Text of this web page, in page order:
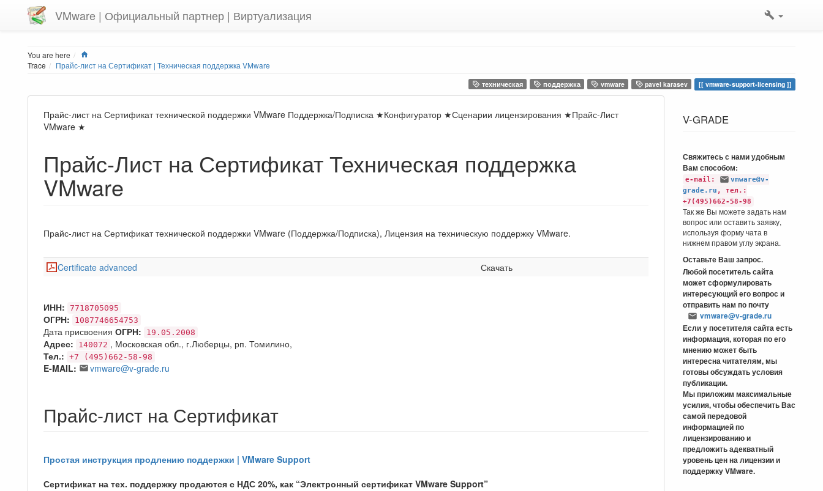
VMware | Официальный партнер | Виртуализация
You are here
Trace
Прайс-лист на Сертификат | Техническая поддержка VMware
техническая поддержка vmware pavel karasev vmware-support-licensing
Прайс-лист на Сертификат технической поддержки VMware Поддержка/Подписка ★Конфигуратор ★Сценарии лицензирования ★Прайс-Лист
VMware ★
Прайс-Лист на Сертификат Техническая поддержка
VMware
Прайс-лист на Сертификат технической поддержки VMware (Поддержка/Подписка), Лицензия на техническую поддержку VMware.
Certificate advanced Скачать
ИНН: 7718705095
ОГРН: 1087746654753
Дата присвоения ОГРН: 19.05.2008
Адрес: 140072 , Московская обл., г.Люберцы, рп. Томилино,
Тел.: +7 (495)662-58-98
E-MAIL: vmware@v-grade.ru
Прайс-лист на Сертификат
Простая инструкция продлению поддержки | VMware Support
Сертификат на тех. поддержку продаются с НДС 20%, как “Электронный сертификат VMware Support”
V-GRADE
Свяжитесь с нами удобным
Вам способом:
e-mail:
vmware@v-
grade.ru , тел.:
+7(495)662-58-98
Так же Вы можете задать нам
вопрос или оставить заявку,
используя форму чата в
нижнем правом углу экрана.
Оставьте Ваш запрос.
Любой посетитель сайта
может сформулировать
интересующий его вопрос и
отправить нам по почту
vmware@v-grade.ru
Если у посетителя сайта есть
информация, которая по его
мнению может быть
интересна читателям, мы
готовы обсуждать условия
публикации.
Мы приложим максимальные
усилия, чтобы обеспечить Вас
самой передовой
информацией по
лицензированию и
предложить адекватный
уровень цен на лицензии и
поддержку VMware.